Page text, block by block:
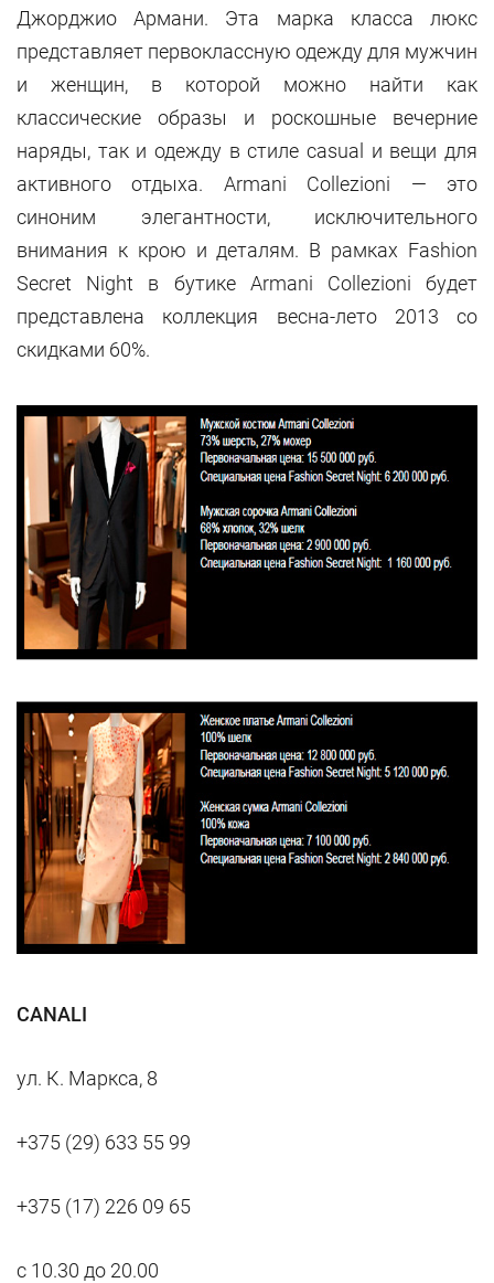
Джорджио Армани. Эта марка класса люкс
представляет первоклассную одежду для мужчин
и женщин, в которой можно найти как
классические образы и роскошные вечерние
наряды, так и одежду в стиле casual и вещи для
активного отдыха. Armani Collezioni — это
синоним элегантности, исключительного
внимания к крою и деталям. В рамках Fashion
Secret Night в бутике Armani Collezioni будет
представлена коллекция весна-лето 2013 со
скидками 60%.
CANALI
ул. К. Маркса, 8
+375 (29) 633 55 99
+375 (17) 226 09 65
с 10.30 до 20.00